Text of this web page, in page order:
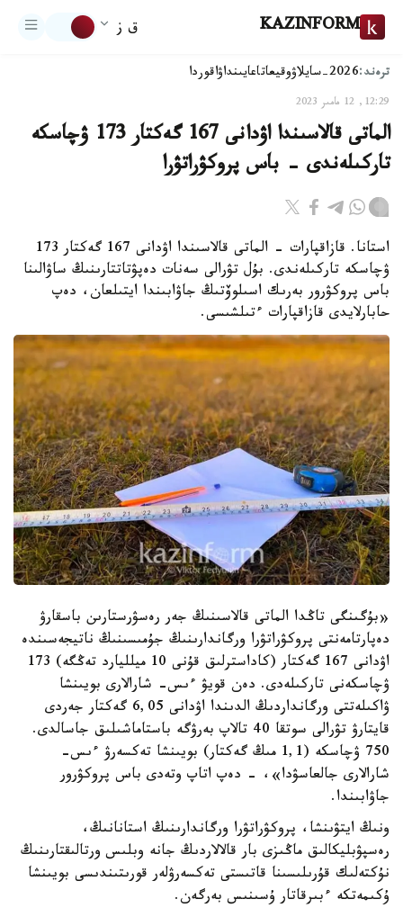
KAZINFORM ق ز
ترەند:2026-سايلاۋ وقيعاتاعايىنداۋاقوردا
12:29, 12 مامىر 2023
الماتى قالاسىندا اۋدانى 167 گەكتار 173 ۋچاسكە
تاركىلەندى - باس پروكۋراتۋرا
استانا. قازاقپارات - الماتى قالاسىندا اۋدانى 167 گەكتار 173
ۋچاسكە تاركىلەندى. بۇل تۋرالى سەنات دەپۋتاتتارىنىڭ ساۋالىنا
باس پروكۋرور بەرىك اسىلوۆتىڭ جاۋابىندا ايتىلعان، دەپ
حابارلايدى قازاقپارات ءتىلشىسى.
«بۇگىنگى تاڭدا الماتى قالاسىنىڭ جەر رەسۋرستارىن باسقارۋ
دەپارتامەنتى پروكۋراتۋرا ورگاندارىنىڭ جۇمىسىنىڭ ناتيجەسىندە
اۋدانى 167 گەكتار (كاداسترلىق قۇنى 10 ميلليارد تەڭگە) 173
ۋچاسكەنى تاركىلەدى. دەن قويۋ ءىس- شارالارى بويىنشا
ۋاكىلەتتى ورگانداردىڭ الدىندا اۋدانى 6,05 گەكتار جەردى
قايتارۋ تۋرالى سوتقا 40 تالاپ بەرۋگە باستاماشىلىق جاسالدى.
750 ۋچاسكە (1,1 مىڭ گەكتار) بويىنشا تەكسەرۋ ءىس-
شارالارى جالعاسۋدا»، - دەپ اتاپ وتەدى باس پروكۋرور
جاۋابىندا.
ونىڭ ايتۋىنشا، پروكۋراتۋرا ورگاندارىنىڭ استانانىڭ،
رەسپۋبليكالىق ماڭىزى بار قالالاردىڭ جانە وبلىس ورتالىقتارىنىڭ
نۇكتەلىك قۇرىلىسىنا قاتىستى تەكسەرۋلەر قورىتىندىسى بويىنشا
ۇكىمەتكە ءبىرقاتار ۇسىنىس بەرگەن.